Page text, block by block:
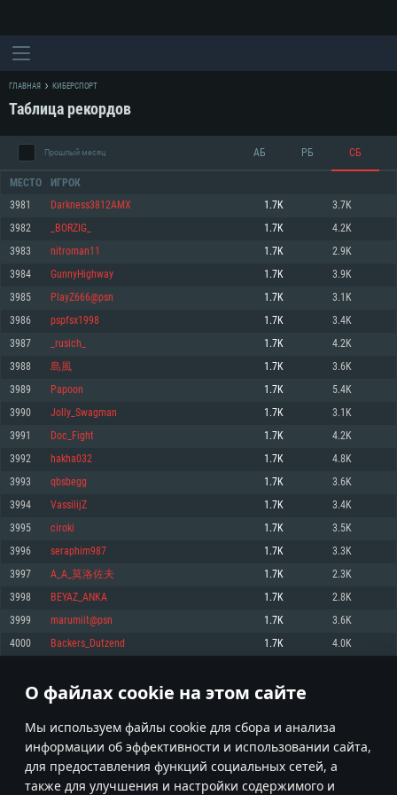
О файлах cookie на этом сайте
Мы используем файлы cookie для сбора и анализа
информации об эффективности и использовании сайта,
для предоставления функций социальных сетей, а
также для улучшения и настройки содержимого и
СИСТЕМНЫЕ ТРЕБОВАНИЯ
Для PC
Для Mac
Минимальные
ОС: Windows 10 (64 bit)
Процессор: Dual-Core 2.2 GHz
NVIDIA GeForce GTX 660. Минимальное поддерживаемое разрешение –
Сеть: Широкополосное подключение к Интернету
Место на жестком диске: 23.1 Гб
Рекомендуемые
ОС: Windows 10/11 (64bit)
Процессор: Intel Core i5 или Ryzen 5 3600 и выше
Оперативная память: 16 ГБ
Видеокарта с поддержкой DirectX 11 и выше: Nvidia GeForce 1060 и
выше, Radeon RX 570 и выше
Место на жестком диске: 75.9 Гб
Минимальные
Операционная система: Mac OS Big Sur 11.0
Процессор: Core i5, минимум 2.2GHz (Intel Xeon не поддерживается)
AMD/Nvidia для Mac (минимальное поддерживаемое разрешение –
Место на жестком диске: 23.1 Гб
Рекомендуемые
Операционная система: Mac OS Big Sur 11.0
Процессор: Intel Core i7 (Intel Xeon не поддерживается)
Видеокарта: Radeon Vega II и выше с поддержкой Metal
Место на жестком диске: 75.9 Гб
Минимальные
Операционная система: Современные дистрибутивы Linux 64bit
Процессор: Dual-Core 2.4 ГГц
драйверами (не старее 6 месяцев) / соответствующая серия AMD
месяцев, минимальное поддерживаемое разрешение - 720p) с
поддержкой Vulkan
Место на жестком диске: 23.1 Гб
Рекомендуемые
Видеокарта: NVIDIA GeForce 1060 со свежими проприетарными
проприетарными драйверами (не старее 6 месяцев) с поддержкой
Vulkan
Место на жестком диске: 75.9 Гб
ГЛАВНАЯ КИБЕРСПОРТ
Таблица рекордов
Прошлый месяц АБ РБ СБ
МЕСТО ИГРОК
3981 Darkness3812AMX 1.7K 3.7K
3982 _BORZIG_ 1.7K 4.2K
3983 nitroman11 1.7K 2.9K
3984 GunnyHighway 1.7K 3.9K
3985 PlayZ666@psn 1.7K 3.1K
3986 pspfsx1998 1.7K 3.4K
3987 _rusich_ 1.7K 4.2K
3988 島風 1.7K 3.6K
3989 Papoon 1.7K 5.4K
3990 Jolly_Swagman 1.7K 3.1K
3991 Doc_Fight 1.7K 4.2K
3992 hakha032 1.7K 4.8K
3993 qbsbegg 1.7K 3.6K
3994 VassilijZ 1.7K 3.4K
3995 ciroki 1.7K 3.5K
3996 seraphim987 1.7K 3.3K
3997 A_A_莫洛佐夫 1.7K 2.3K
3998 BEYAZ_ANKA 1.7K 2.8K
3999 marumiit@psn 1.7K 3.6K
4000 Backers_Dutzend 1.7K 4.0K
* Таблица рекордов обновляется раз в день
199 200 201 300